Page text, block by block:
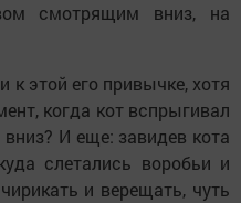
смотрящим вниз, на
этой его привычке, хотя
когда кот вспрыгивал
И еще: завидев кота
слетались воробьи и
и верещать, чуть